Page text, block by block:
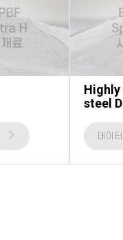
Highly
steel
데이